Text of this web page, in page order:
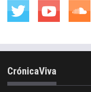
CrónicaViva